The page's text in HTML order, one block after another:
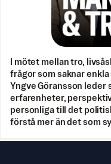
I mötet mellan tro,
frågor som saknar
Yngve Göransson leder
erfarenheter,
personliga till det
förstå mer än det som